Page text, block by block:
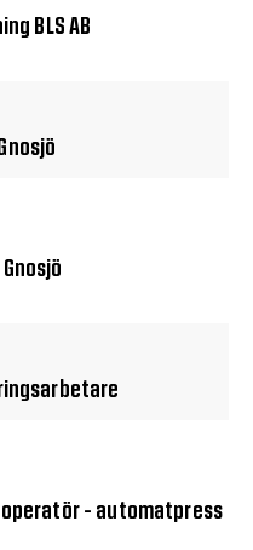
BLS AB
- automatpress